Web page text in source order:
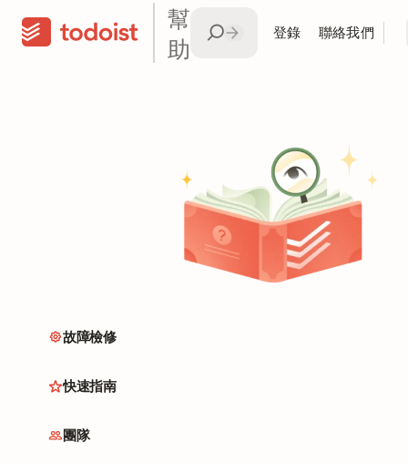
幫
助
登錄 聯絡我們
故障檢修
快速指南
團隊